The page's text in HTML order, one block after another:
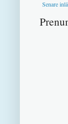
Senare